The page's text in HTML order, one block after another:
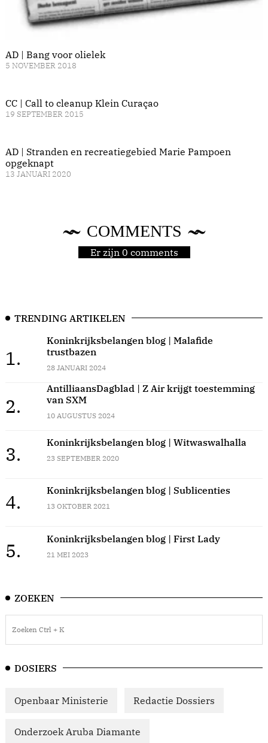
AD | Bang voor olielek
5 NOVEMBER 2018
CC | Call to cleanup Klein Curaçao
19 SEPTEMBER 2015
AD | Stranden en recreatiegebied Marie Pampoen
opgeknapt
13 JANUARI 2020
COMMENTS
Er zijn 0 comments
TRENDING ARTIKELEN
1.
Koninkrijksbelangen blog | Malafide
trustbazen
28 JANUARI 2024
2.
AntilliaansDagblad | Z Air krijgt toestemming
van SXM
10 AUGUSTUS 2024
3.
Koninkrijksbelangen blog | Witwaswalhalla
23 SEPTEMBER 2020
4.
Koninkrijksbelangen blog | Sublicenties
13 OKTOBER 2021
5.
Koninkrijksbelangen blog | First Lady
21 MEI 2023
ZOEKEN
DOSIERS
Openbaar Ministerie Redactie Dossiers
Onderzoek Aruba Diamante